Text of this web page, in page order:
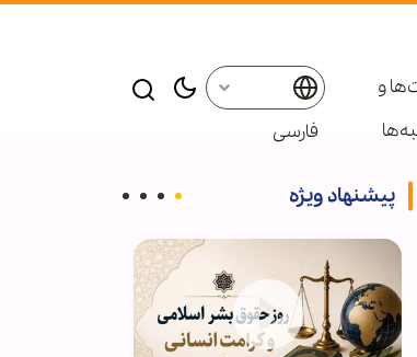
و
فارسی
پیشنهاد ویژه